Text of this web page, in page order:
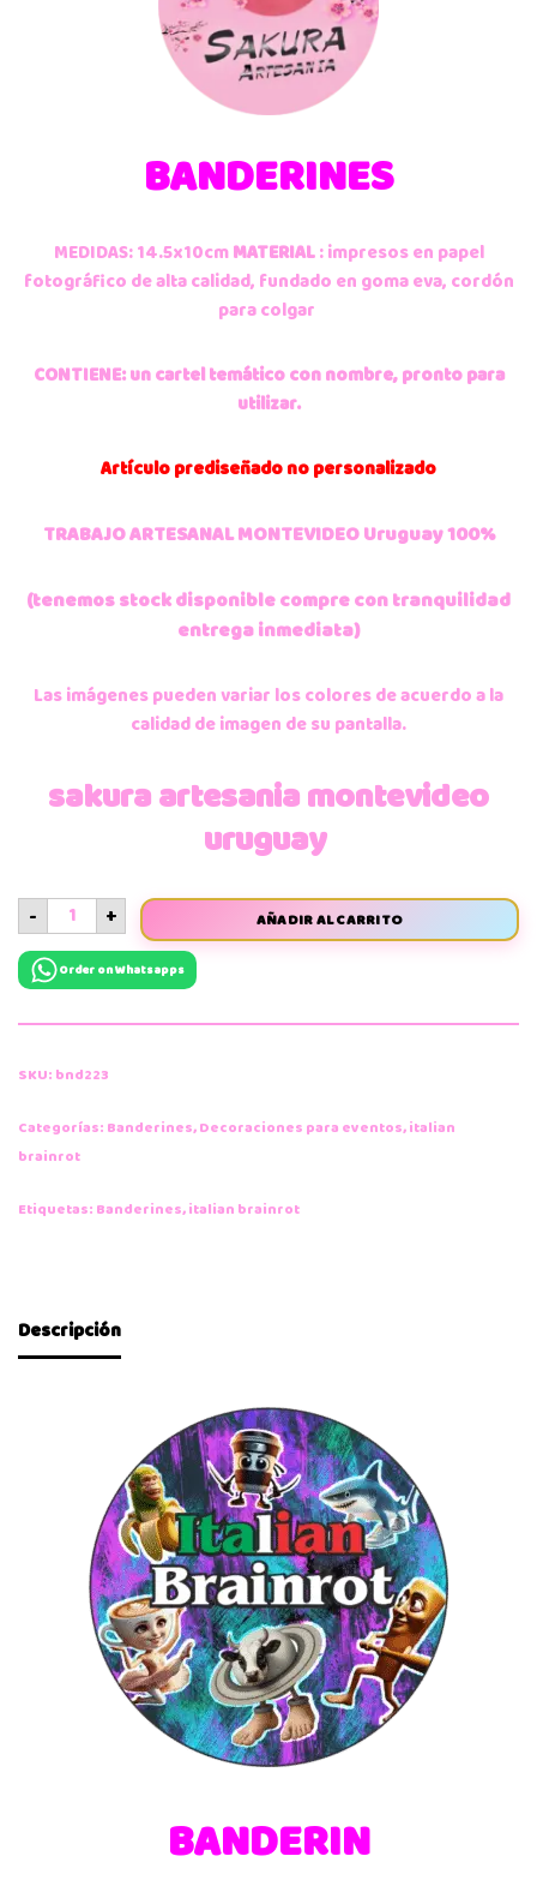
BANDERINES
MEDIDAS: 14.5x10cmMATERIAL: impresos en papel
fotográfico de alta calidad, fundado en goma eva, cordón
para colgar
CONTIENE: un cartel temático con nombre, pronto para
utilizar.
Artículoprediseñado no personalizado
TRABAJO ARTESANAL MONTEVIDEO Uruguay 100%
(tenemos stock disponible compre con tranquilidad
entrega inmediata)
Las imágenes pueden variar los colores de acuerdo a la
calidad de imagen de su pantalla.
sakura artesania montevideo
uruguay
- + AÑADIR AL CARRITO
Order on Whatsapps
SKU: bnd223
Categorías: Banderines,Decoraciones para eventos,italian
brainrot
Etiquetas: Banderines,italian brainrot
Descripción
BANDERIN